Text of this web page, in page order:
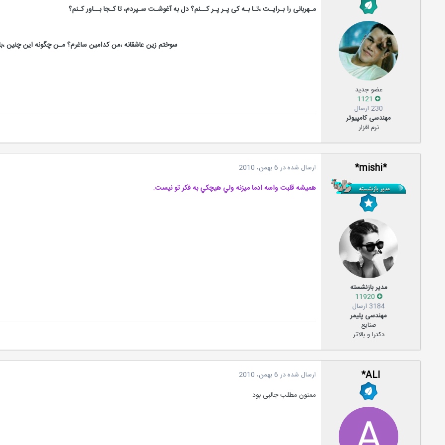
عضو جدید
230 ارسال
مهندسی کامپیوتر
نرم افزار
مـهربانی را بـرایـت ،تـا بـه کی پـر پـر کــنم؟ دل به آغوشـت سـپردم، تا کـجا بــاور کـنم؟
سوختم زین عاشقانه ،من کدامین ساغرم؟ مـن چگونه این چنین
*mishi*
مدیر بازنشسته
3184 ارسال
مهندسی پلیمر
صنایع
دکترا و بالاتر
ارسال شده در 6 بهمن، 2010
هميشه قلبت واسه ادما ميزنه ولي هيچكي به فكر تو نيست.
ALI* ارسال شده در 6 بهمن، 2010
ممنون مطلب جالبی بود